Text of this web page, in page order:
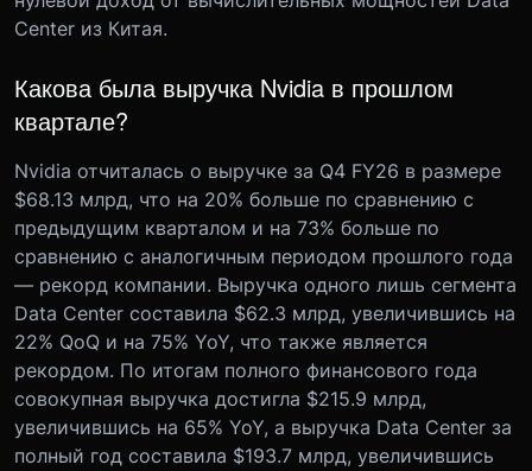
Center из Китая.
Какова была выручка Nvidia в прошлом
квартале?
Nvidia отчиталась о выручке за Q4 FY26 в размере
$68.13 млрд, что на 20% больше по сравнению с
предыдущим кварталом и на 73% больше по
сравнению с аналогичным периодом прошлого года
— рекорд компании. Выручка одного лишь сегмента
Data Center составила $62.3 млрд, увеличившись на
22% QoQ и на 75% YoY, что также является
рекордом. По итогам полного финансового года
совокупная выручка достигла $215.9 млрд,
увеличившись на 65% YoY, а выручка Data Center за
полный год составила $193.7 млрд, увеличившись